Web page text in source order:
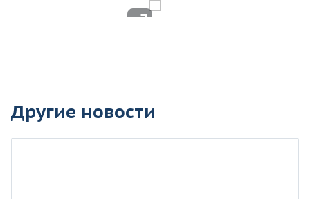
Другие новости